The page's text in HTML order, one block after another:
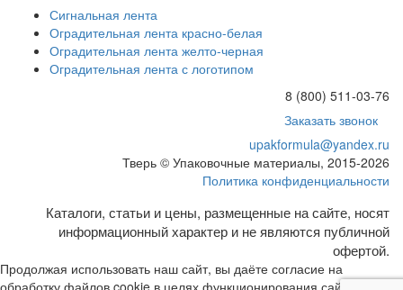
Сигнальная лента
Оградительная лента красно-белая
Оградительная лента желто-черная
Оградительная лента с логотипом
8 (800) 511-03-76
Заказать звонок
upakformula@yandex.ru
Тверь © Упаковочные материалы, 2015-2026
Политика конфиденциальности
Каталоги, статьи и цены, размещенные на сайте, носят
информационный характер и не являются публичной
офертой.
Продолжая использовать наш сайт, вы даёте согласие на